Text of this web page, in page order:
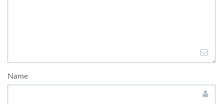
Name